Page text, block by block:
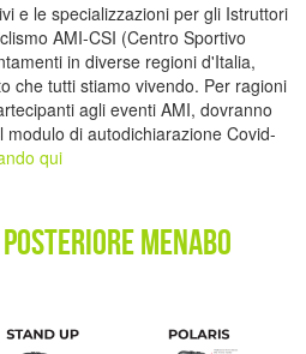
e le specializzazioni per gli Istruttori
AMI-CSI (Centro Sportivo
in diverse regioni d'Italia,
che tutti stiamo vivendo. Per ragioni
agli eventi AMI, dovranno
di autodichiarazione Covid-
qui
MENABO